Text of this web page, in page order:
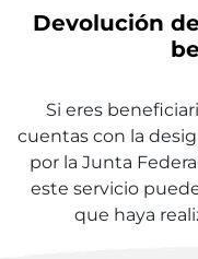
Devolución
Si eres
cuentas con la
por la Junta
este servicio
que haya